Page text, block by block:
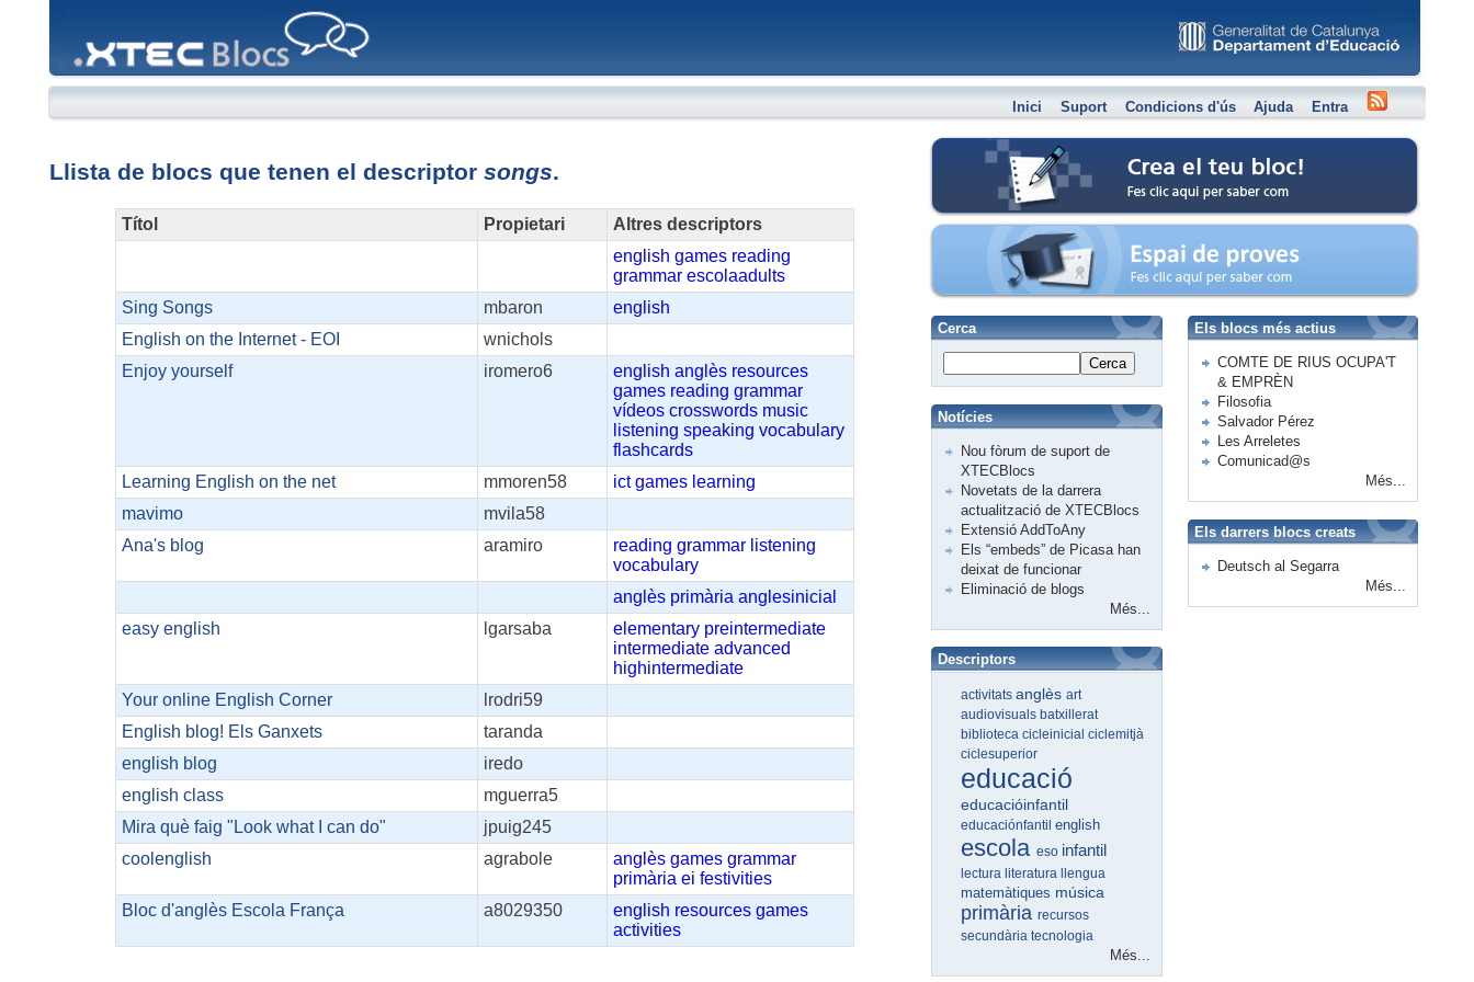
Inici Suport Condicions d'ús Ajuda Entra
Llista de blocs que tenen el descriptor songs.
Títol Propietari
Altres descriptors
english games reading
grammar escolaadults
Sing Songs
mbaron
english
English on the Internet - EOI
wnichols
Enjoy yourself
iromero6 english anglès resources
games reading grammar
vídeos crosswords music
listening speaking vocabulary
flashcards
Learning English on the net
mmoren58 ict games learning
mavimo
mvila58
Ana's blog
aramiro reading grammar listening
vocabulary
anglès primària anglesinicial
easy english
lgarsaba elementary preintermediate
intermediate advanced
highintermediate
Your online English Corner
lrodri59
English blog! Els Ganxets
taranda
english blog
iredo
english class
mguerra5
Mira què faig "Look what I can do"
jpuig245
coolenglish
agrabole anglès games grammar
primària ei festivities
Bloc d'anglès Escola França
a8029350 english resources games
activities
Crea el teu bloc
Espai de proves
Cerca
Cerca
Notícies
Nou fòrum de suport de
XTECBlocs
Novetats de la darrera
actualització de XTECBlocs
Extensió AddToAny
Els “embeds” de Picasa han
deixat de funcionar
Eliminació de blogs
Més...
Descriptors
activitatsanglèsart
audiovisualsbatxillerat
bibliotecacicleinicialciclemitjà
ciclesuperior
educació
educacióinfantil
educaciónfantilenglish
escolaeso infantil
lecturaliteraturallengua
matemàtiques música
primàriarecursos
secundàriatecnologia
Més...
Els blocs més actius
COMTE DE RIUS OCUPA'T
& EMPRÈN
Filosofia
Salvador Pérez
Les Arreletes
Comunicad@s
Més...
Els darrers blocs creats
Deutsch al Segarra
Més...